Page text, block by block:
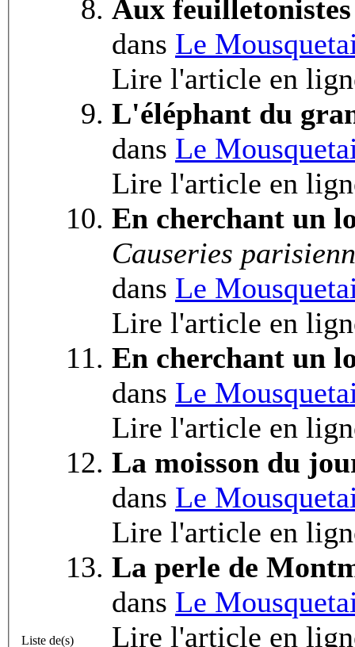
Liste de(s)
Aux feuilletonistes
dans Le
Lire l'article en
L'éléphant du
dans Le
Lire l'article en
En cherchant un
Causeries
dans Le
Lire l'article en
En cherchant un
dans Le
Lire l'article en
La moisson du
dans Le
Lire l'article en
La perle de
dans Le
Lire l'article en